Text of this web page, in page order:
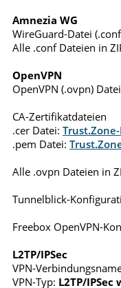
Amnezia WG
WireGuard-Datei
Alle .conf Dateien in
OpenVPN
OpenVPN (.ovpn)
CA-Zertifikatdateien
.cer Datei: Trust.Zone-
.pem Datei:
Alle .ovpn Dateien in
Tunnelblick-
Freebox OpenVPN-
L2TP/IPSec
VPN-
VPN-Typ: L2TP/